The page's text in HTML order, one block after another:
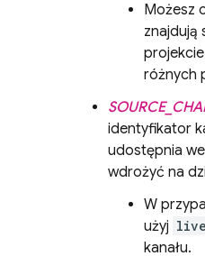
Możesz
znajdują
różnych
identyfikator
udostępnia
wdrożyć na
W
użyj live
kanału.